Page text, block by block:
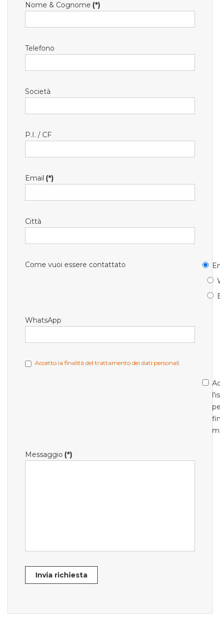
Nome & Cognome (*)
Telefono
Società
P.I. / CF
Email (*)
Città
Come vuoi essere contattato
WhatsApp
Accetto la finalità del trattamento dei dati personali
Messaggio (*)
Invia richiesta